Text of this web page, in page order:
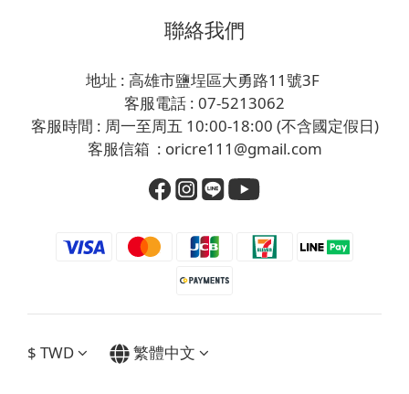
聯絡我們
地址 : 高雄市鹽埕區大勇路11號3F
客服電話 : 07-5213062
客服時間 : 周一至周五 10:00-18:00 (不含國定假日)
客服信箱 : oricre111@gmail.com
$ TWD 繁體中文